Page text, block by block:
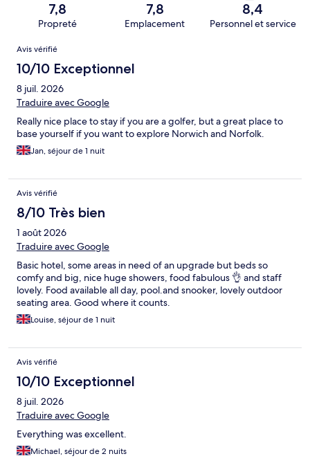
7,8
Propreté
7,8
Emplacement
8,4
Personnel et service
Avis
Avis vérifié
10/10 Exceptionnel
8 juil. 2026
Traduire avec Google
Really nice place to stay if you are a golfer, but a great place to
base yourself if you want to explore Norwich and Norfolk.
Jan, séjour de 1 nuit
Avis vérifié
8/10 Très bien
1 août 2026
Traduire avec Google
Basic hotel, some areas in need of an upgrade but beds so
comfy and big, nice huge showers, food fabulous 👌 and staff
lovely. Food available all day, pool.and snooker, lovely outdoor
seating area. Good where it counts.
Louise, séjour de 1 nuit
Avis vérifié
10/10 Exceptionnel
8 juil. 2026
Traduire avec Google
Everything was excellent.
Michael, séjour de 2 nuits